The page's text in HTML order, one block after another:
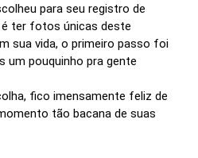
para seu registro de
ter fotos únicas deste
sua vida, o primeiro passo foi
um pouquinho pra gente
fico imensamente feliz de
tão bacana de suas